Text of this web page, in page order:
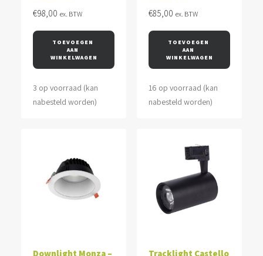
€98,00 ex. BTW
TOEVOEGEN
AAN
WINKELWAGEN
3 op voorraad (kan
nabesteld worden)
€85,00 ex. BTW
TOEVOEGEN
AAN
WINKELWAGEN
16 op voorraad (kan
nabesteld worden)
Downlight Monza –
Tracklight Castello